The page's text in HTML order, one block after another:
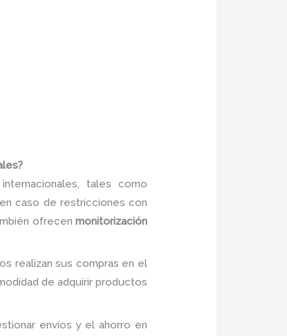
tales como
caso de restricciones con
ofrecen monitorización
realizan sus compras en el
de adquirir productos
envíos y el ahorro en